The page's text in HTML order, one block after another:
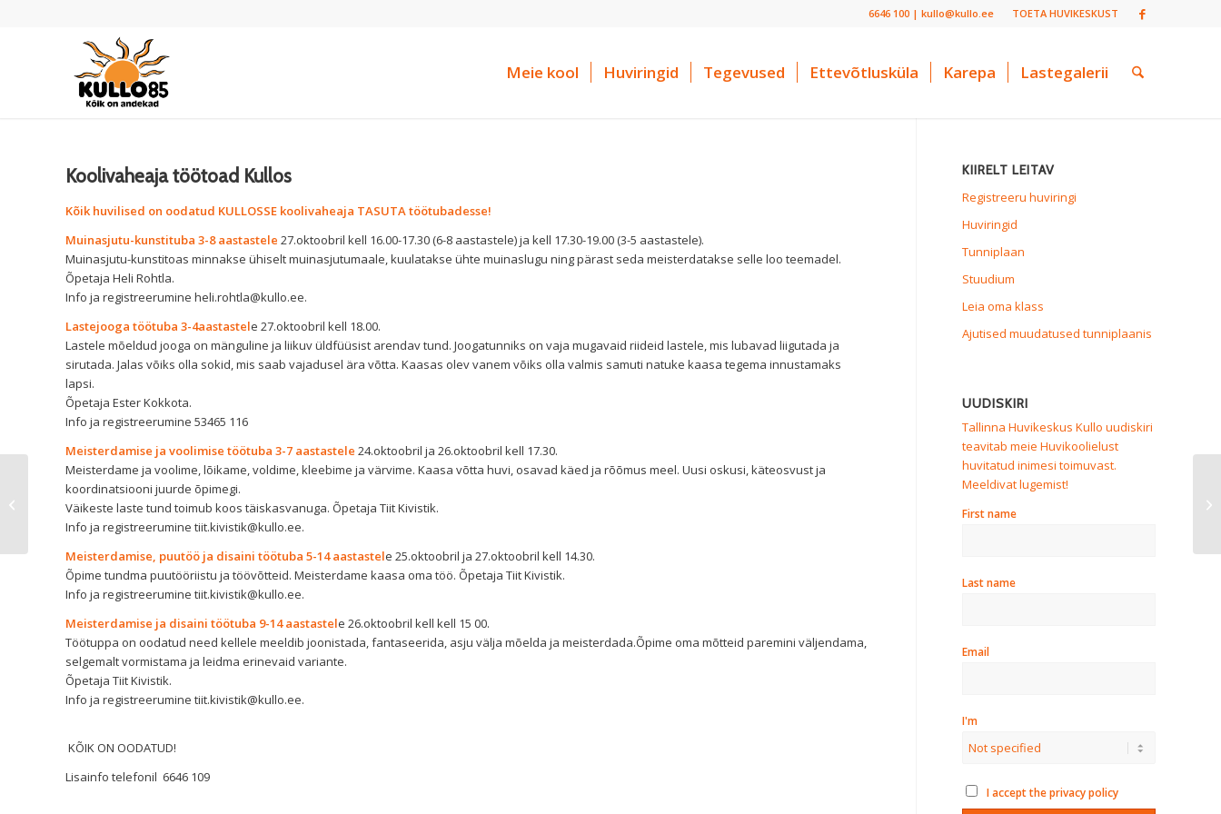
TOETA HUVIKESKUST
6646 100 | kullo@kullo.ee
Meie kool Huviringid Tegevused Ettevõtlusküla Karepa Lastegalerii
Koolivaheaja töötoad Kullos
Kõik huvilised on oodatud KULLOSSE koolivaheaja TASUTA töötubadesse!
Muinasjutu-kunstituba 3-8 aastastele 27.oktoobril kell 16.00-17.30 (6-8 aastastele) ja kell 17.30-19.00 (3-5 aastastele).
Muinasjutu-kunstitoas minnakse ühiselt muinasjutumaale, kuulatakse ühte muinaslugu ning pärast seda meisterdatakse selle loo teemadel.
Õpetaja Heli Rohtla.
Info ja registreerumine heli.rohtla@kullo.ee.
Lastejooga töötuba 3-4aastastele 27.oktoobril kell 18.00.
Lastele mõeldud jooga on mänguline ja liikuv üldfüüsist arendav tund. Joogatunniks on vaja mugavaid riideid lastele, mis lubavad liigutada ja
sirutada. Jalas võiks olla sokid, mis saab vajadusel ära võtta. Kaasas olev vanem võiks olla valmis samuti natuke kaasa tegema innustamaks
lapsi.
Õpetaja Ester Kokkota.
Info ja registreerumine 53465 116
Meisterdamise ja voolimise töötuba 3-7 aastastele 24.oktoobril ja 26.oktoobril kell 17.30.
Meisterdame ja voolime, lõikame, voldime, kleebime ja värvime. Kaasa võtta huvi, osavad käed ja rõõmus meel. Uusi oskusi, käteosvust ja
koordinatsiooni juurde õpimegi.
Väikeste laste tund toimub koos täiskasvanuga. Õpetaja Tiit Kivistik.
Info ja registreerumine tiit.kivistik@kullo.ee.
Meisterdamise, puutöö ja disaini töötuba 5-14 aastastele 25.oktoobril ja 27.oktoobril kell 14.30.
Õpime tundma puutööriistu ja töövõtteid. Meisterdame kaasa oma töö. Õpetaja Tiit Kivistik.
Info ja registreerumine tiit.kivistik@kullo.ee.
Meisterdamise ja disaini töötuba 9-14 aastastele 26.oktoobril kell kell 15 00.
Töötuppa on oodatud need kellele meeldib joonistada, fantaseerida, asju välja mõelda ja meisterdada.Õpime oma mõtteid paremini väljendama,
selgemalt vormistama ja leidma erinevaid variante.
Õpetaja Tiit Kivistik.
Info ja registreerumine tiit.kivistik@kullo.ee.
KÕIK ON OODATUD!
Lisainfo telefonil 6646 109
KIIRELT LEITAV
Registreeru huviringi
Huviringid
Tunniplaan
Stuudium
Leia oma klass
Ajutised muudatused tunniplaanis
UUDISKIRI
Tallinna Huvikeskus Kullo uudiskiri
teavitab meie Huvikoolielust
huvitatud inimesi toimuvast.
Meeldivat lugemist!
First name
Last name
Email
I'm
I accept the privacy policy
Kullo käsitööarmastajate huviring
näitab enda loomingut